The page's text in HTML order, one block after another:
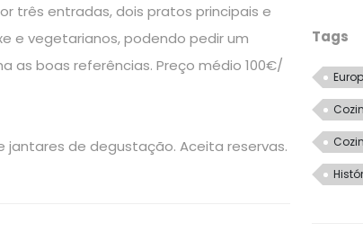
três entradas, dois pratos principais e
e vegetarianos, podendo pedir um
as boas referências. Preço médio 100€/
de degustação. Aceita reservas.
Tags